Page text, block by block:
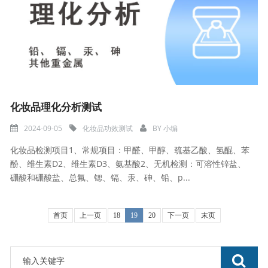
化妆品理化分析测试
2024-09-05 化妆品功效测试 BY小编
化妆品检测项目1、常规项目：甲醛、甲醇、巯基乙酸、氢醌、苯
酚、维生素D2、维生素D3、氨基酸2、无机检测：可溶性锌盐、
硼酸和硼酸盐、总氟、锶、镉、汞、砷、铅、p...
首页 上一页 18 19 20 下一页 末页